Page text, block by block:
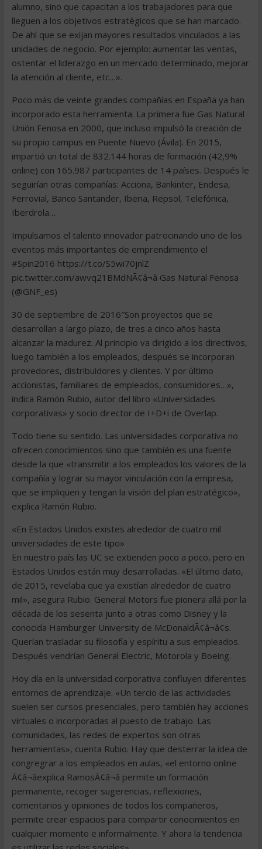
alumno, sino que capacitan a los trabajadores para que
lleguen a los objetivos estratégicos que se han marcado.
De ahí que se exijan mayores resultados vinculados a las
unidades de negocio. Por ejemplo: aumentar las ventas,
ostentar el liderazgo en un mercado determinado, mejorar
la atención al cliente, etc…».
Poco más de veinte grandes compañías en España ya han
incorporado esta herramienta. La primera fue Gas Natural
Unión Fenosa en 2000, que incluso impulsó la creación de
su propio campus en Puente Nuevo (Ávila). En 2015,
impartió un total de 832.144 horas de formación (42,9%
online) con 165.987 participantes de 14 países. Después le
seguirían otras compañías: Acciona, Bankinter, Endesa,
Ferrovial, Banco Santander, Iberia, Repsol, Telefónica,
Iberdrola…
Impulsamos el talento innovador patrocinando uno de los
eventos más importantes de emprendimiento el
#Spin2016 https://t.co/S5wi70jnlZ
pic.twitter.com/awvq21BMdNÃ¢â¬â Gas Natural Fenosa
(@GNF_es)
30 de septiembre de 2016″Son proyectos que se
desarrollan a largo plazo, de tres a cinco años hasta
alcanzar la madurez. Al principio va dirigido a los directivos,
luego también a los empleados, después se incorporan
provedores, distribuidores y clientes. Y por último
accionistas, familiares de empleados, consumidores…»,
indica Ramón Rubio, autor del libro «Universidades
corporativas» y socio director de I+D+i de Overlap.
Todo tiene su sentido. Las universidades corporativa no
ofrecen conocimientos sino que también es una fuente
desde la que «transmitir a los empleados los valores de la
compañía y lograr su mayor vinculación con la empresa,
que se impliquen y tengan la visión del plan estratégico»,
explica Ramón Rubio.
«En Estados Unidos existes alrededor de cuatro mil
universidades de este tipo»
En nuestro país las UC se extienden poco a poco, pero en
Estados Unidos están muy desarrolladas. «El último dato,
de 2015, revelaba que ya existían alrededor de cuatro
mil», asegura Rubio. General Motors fue pionera allá por la
década de los sesenta junto a otras como Disney y la
conocida Hamburger University de McDonaldÃ¢â¬â¢s.
Querían trasladar su filosofía y espíritu a sus empleados.
Después vendrían General Electric, Motorola y Boeing.
Hoy día en la universidad corporativa confluyen diferentes
entornos de aprendizaje. «Un tercio de las actividades
suelen ser cursos presenciales, pero también hay acciones
virtuales o incorporadas al puesto de trabajo. Las
comunidades, las redes de expertos son otras
herramientas», cuenta Rubio. Hay que desterrar la idea de
congregrar a los empleados en aulas, «el entorno online
Ã¢â¬âexplica RamosÃ¢â¬â permite un formación
permanente, recoger sugerencias, reflexiones,
comentarios y opiniones de todos los compañeros,
permite crear espacios para compartir conocimientos en
cualquier momento e informalmente. Y ahora la tendencia